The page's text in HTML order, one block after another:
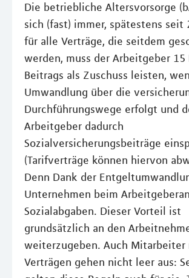
Die betriebliche Altersvorsorge
sich (fast) immer, spätestens seit
für alle Verträge, die seitdem
werden, muss der Arbeitgeber 15
Beitrags als Zuschuss leisten,
Umwandlung über die
Durchführungswege erfolgt und
Arbeitgeber dadurch
Sozialversicherungsbeiträge
(Tarifverträge können hiervon
Denn Dank der
Unternehmen beim
Sozialabgaben. Dieser Vorteil ist
grundsätzlich an den
weiterzugeben. Auch
Verträgen gehen nicht leer aus: